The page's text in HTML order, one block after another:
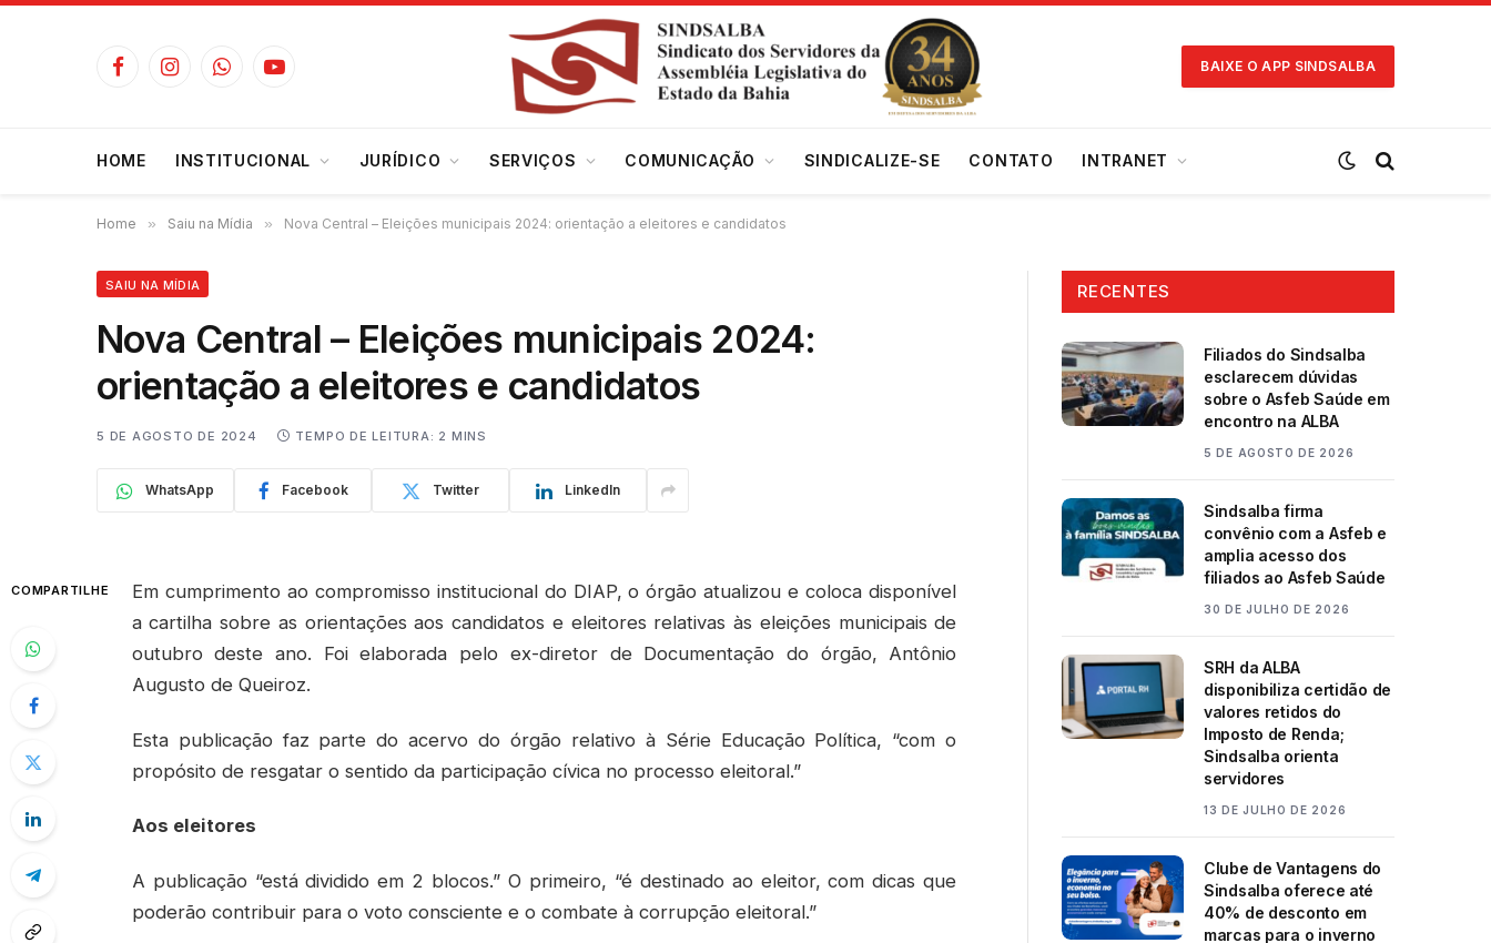
FacebookInstagramWhatsAppYouTube
BAIXE O APP SINDSALBA
HOME INSTITUCIONAL JURÍDICO SERVIÇOS COMUNICAÇÃO SINDICALIZE-SE CONTATO INTRANET
Home » Saiu na Mídia » Nova Central – Eleições municipais 2024: orientação a eleitores e candidatos
SAIU NA MÍDIA
Nova Central – Eleições municipais 2024:
orientação a eleitores e candidatos
5 DE AGOSTO DE 2024 TEMPO DE LEITURA: 2 MINS
WhatsApp Facebook Twitter LinkedIn
COMPARTILHE
Em cumprimento ao compromisso institucional do DIAP, o órgão atualizou e coloca disponível
a cartilha sobre as orientações aos candidatos e eleitores relativas às eleições municipais de
outubro deste ano. Foi elaborada pelo ex-diretor de Documentação do órgão, Antônio
Augusto de Queiroz.
Esta publicação faz parte do acervo do órgão relativo à Série Educação Política, “com o
propósito de resgatar o sentido da participação cívica no processo eleitoral.”
Aos eleitores
A publicação “está dividido em 2 blocos.” O primeiro, “é destinado ao eleitor, com dicas que
poderão contribuir para o voto consciente e o combate à corrupção eleitoral.”
RECENTES
Filiados do Sindsalba
esclarecem dúvidas
sobre o Asfeb Saúde em
encontro na ALBA
5 DE AGOSTO DE 2026
Sindsalba firma
convênio com a Asfeb e
amplia acesso dos
filiados ao Asfeb Saúde
30 DE JULHO DE 2026
SRH da ALBA
disponibiliza certidão de
valores retidos do
Imposto de Renda;
Sindsalba orienta
servidores
13 DE JULHO DE 2026
Clube de Vantagens do
Sindsalba oferece até
40% de desconto em
marcas para o inverno